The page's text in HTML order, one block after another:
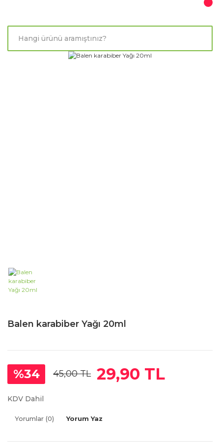
Balen karabiber Yağı 20ml
%34 45,00 TL 29,90 TL
KDV Dahil
Yorumlar (0) Yorum Yaz